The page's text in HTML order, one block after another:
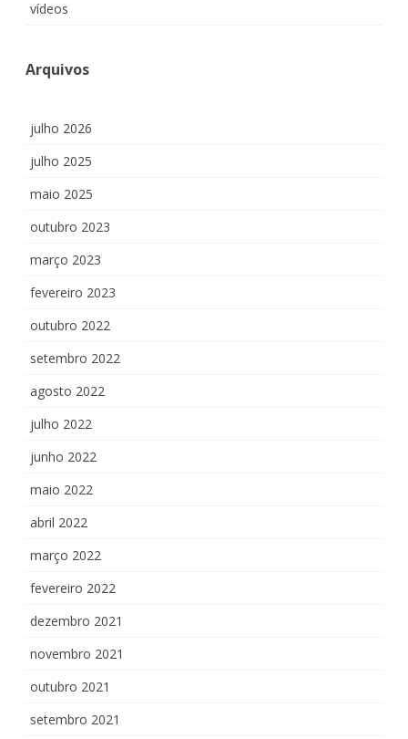
vídeos
Arquivos
julho 2026
julho 2025
maio 2025
outubro 2023
março 2023
fevereiro 2023
outubro 2022
setembro 2022
agosto 2022
julho 2022
junho 2022
maio 2022
abril 2022
março 2022
fevereiro 2022
dezembro 2021
novembro 2021
outubro 2021
setembro 2021